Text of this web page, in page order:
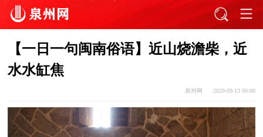
【一日一句闽南俗语】近山烧澹柴，近
水水缸焦
泉州网 2020-09-13 00:00